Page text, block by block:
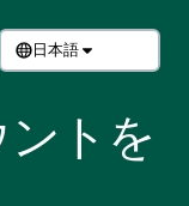
日本語
トを